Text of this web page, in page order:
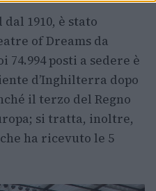
1910, è stato
of Dreams da
74.994 posti a sedere è
d’Inghilterra dopo
il terzo del Regno
si tratta, inoltre,
ha ricevuto le 5